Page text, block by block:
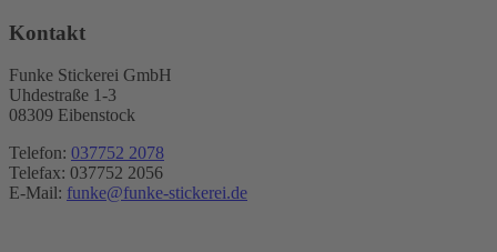
Kontakt
Funke Stickerei GmbH
Uhdestraße 1-3
08309 Eibenstock
Telefon: 037752 2078
Telefax: 037752 2056
E-Mail: funke@funke-stickerei.de